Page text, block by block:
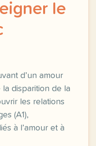
le
d’un amour
disparition de la
les relations
(A1),
à l’amour et à